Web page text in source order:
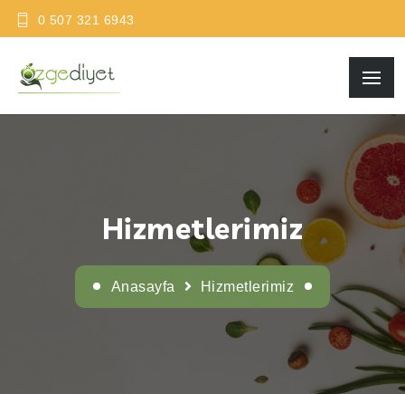
0 507 321 6943
Hizmetlerimiz
Anasayfa Hizmetlerimiz